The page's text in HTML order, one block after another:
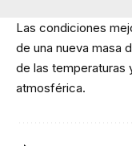
Las condiciones
de una nueva masa
de las temperaturas
atmosférica.